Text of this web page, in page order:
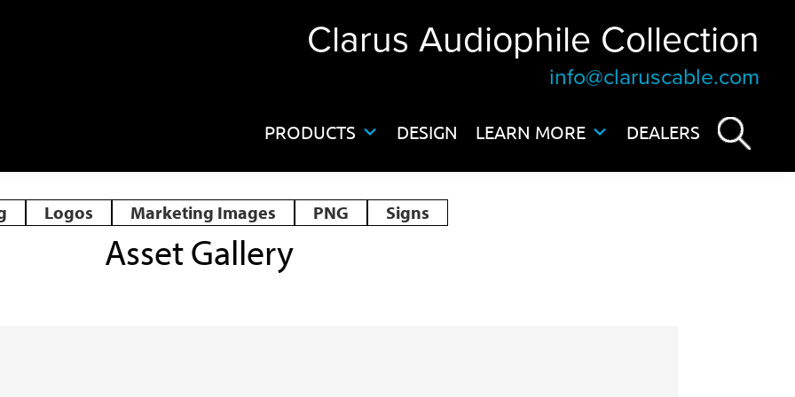
Clarus Audiophile Collection
info@claruscable.com
PRODUCTS DESIGN LEARN MORE DEALERS
Logos Marketing Images PNG Signs
Asset Gallery